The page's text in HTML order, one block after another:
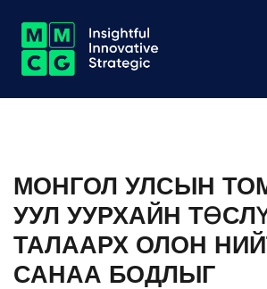
МОНГОЛ УЛСЫН
УУЛ УУРХАЙН
ТАЛААРХ ОЛОН
САНАА БОДЛЫГ